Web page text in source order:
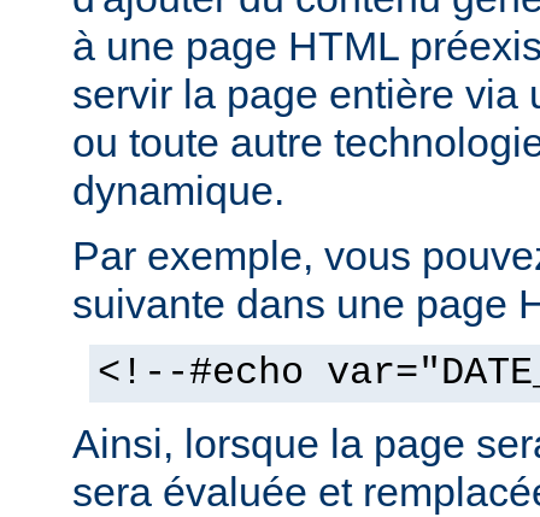
à une page HTML
servir la page entière via
ou toute autre
dynamique.
Par exemple, vous
suivante dans une page
<!--#echo
Ainsi, lorsque la page
sera évaluée et